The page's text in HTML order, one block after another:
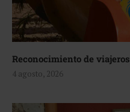
Reconocimiento de viajeros
4 agosto, 2026